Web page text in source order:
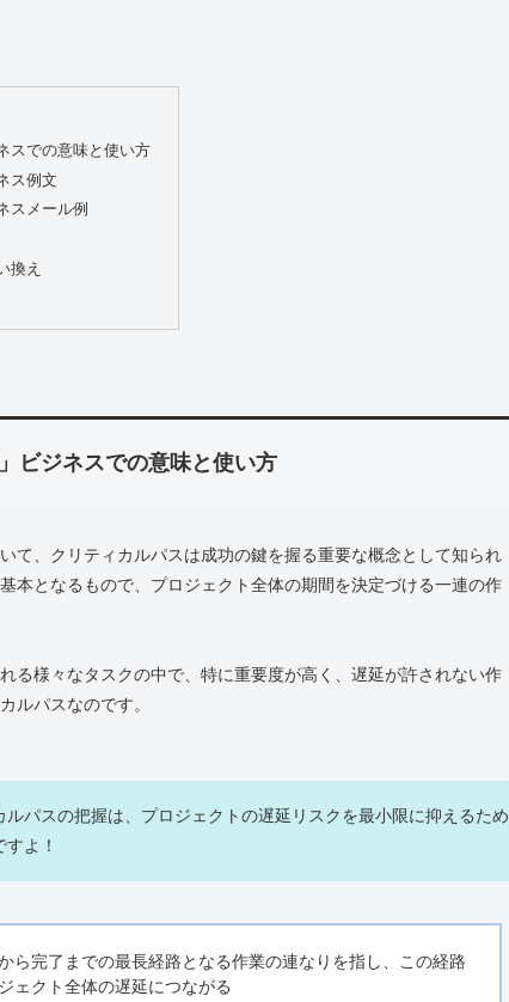
スでの意味と使い方
ス例文
スメール例
換え
ビジネスでの意味と使い方
て、クリティカルパスは成功の鍵を握る重要な概念として知られ
本となるもので、プロジェクト全体の期間を決定づける一連の作
る様々なタスクの中で、特に重要度が高く、遅延が許されない作
ルパスなのです。
ルパスの把握は、プロジェクトの遅延リスクを最小限に抑えるため
よ！
ら完了までの最長経路となる作業の連なりを指し、この経路
ェクト全体の遅延につながる